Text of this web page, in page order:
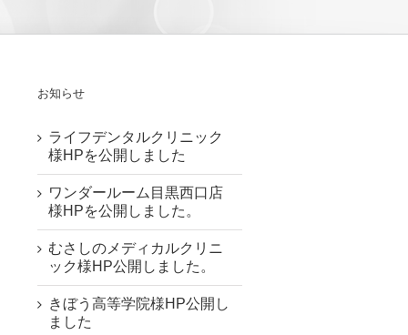
お知らせ
ライフデンタルクリニック
様HPを公開しました
ワンダールーム目黒西口店
様HPを公開しました。
むさしのメディカルクリニ
ック様HP公開しました。
きぼう高等学院様HP公開し
ました